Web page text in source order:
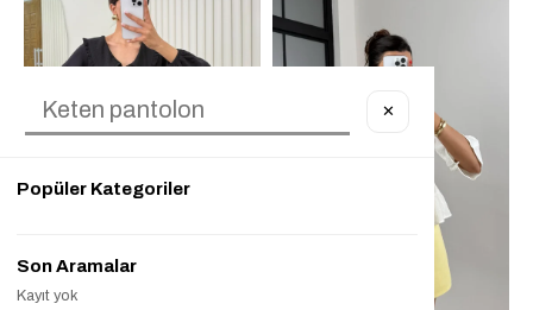
✕
Popüler Kategoriler
Son Aramalar
Kayıt yok